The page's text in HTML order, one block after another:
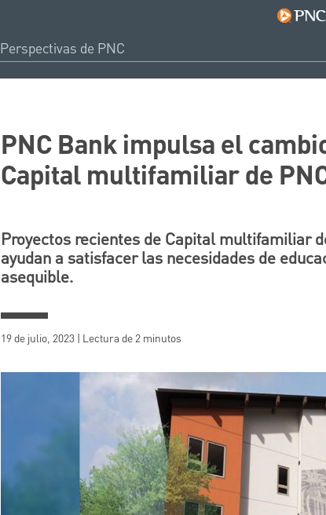
PNC Bank impulsa el
Capital multifamiliar de
Proyectos recientes de Capital multifamiliar
ayudan a satisfacer las necesidades de
asequible.
19 de julio, 2023 | Lectura de 2 minutos